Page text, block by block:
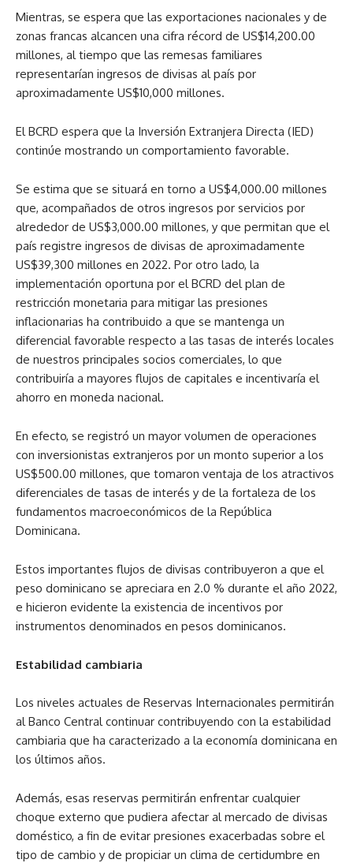
Mientras, se espera que las exportaciones nacionales y de
zonas francas alcancen una cifra récord de US$14,200.00
millones, al tiempo que las remesas familiares
representarían ingresos de divisas al país por
aproximadamente US$10,000 millones.
El BCRD espera que la Inversión Extranjera Directa (IED)
continúe mostrando un comportamiento favorable.
Se estima que se situará en torno a US$4,000.00 millones
que, acompañados de otros ingresos por servicios por
alrededor de US$3,000.00 millones, y que permitan que el
país registre ingresos de divisas de aproximadamente
US$39,300 millones en 2022. Por otro lado, la
implementación oportuna por el BCRD del plan de
restricción monetaria para mitigar las presiones
inflacionarias ha contribuido a que se mantenga un
diferencial favorable respecto a las tasas de interés locales
de nuestros principales socios comerciales, lo que
contribuiría a mayores flujos de capitales e incentivaría el
ahorro en moneda nacional.
En efecto, se registró un mayor volumen de operaciones
con inversionistas extranjeros por un monto superior a los
US$500.00 millones, que tomaron ventaja de los atractivos
diferenciales de tasas de interés y de la fortaleza de los
fundamentos macroeconómicos de la República
Dominicana.
Estos importantes flujos de divisas contribuyeron a que el
peso dominicano se apreciara en 2.0 % durante el año 2022,
e hicieron evidente la existencia de incentivos por
instrumentos denominados en pesos dominicanos.
Estabilidad cambiaria
Los niveles actuales de Reservas Internacionales permitirán
al Banco Central continuar contribuyendo con la estabilidad
cambiaria que ha caracterizado a la economía dominicana en
los últimos años.
Además, esas reservas permitirán enfrentar cualquier
choque externo que pudiera afectar al mercado de divisas
doméstico, a fin de evitar presiones exacerbadas sobre el
tipo de cambio y de propiciar un clima de certidumbre en